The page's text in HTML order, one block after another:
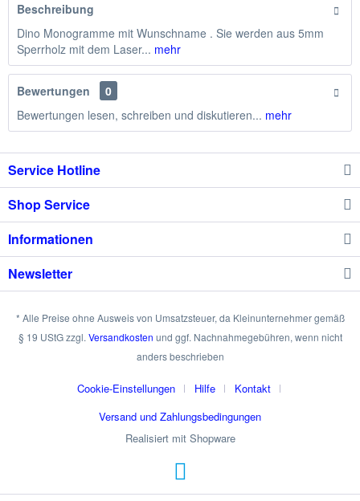
Beschreibung
Dino Monogramme mit Wunschname . Sie werden aus 5mm
Sperrholz mit dem Laser... mehr
Bewertungen
0
Bewertungen lesen, schreiben und diskutieren... mehr
Service Hotline
Shop Service
Informationen
Newsletter
* Alle Preise ohne Ausweis von Umsatzsteuer, da Kleinunternehmer gemäß
§ 19 UStG zzgl. Versandkosten und ggf. Nachnahmegebühren, wenn nicht
anders beschrieben
Cookie-Einstellungen Hilfe
Kontakt
Versand und Zahlungsbedingungen
Realisiert mit Shopware